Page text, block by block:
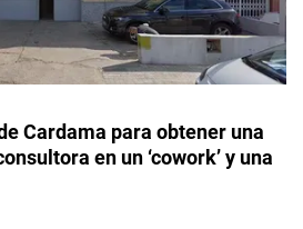
Cardama para obtener una
en un ‘cowork’ y una